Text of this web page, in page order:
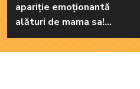
apariție emoționantă
alături de mama sa!
Iată cum arată cea mai
importantă persoană